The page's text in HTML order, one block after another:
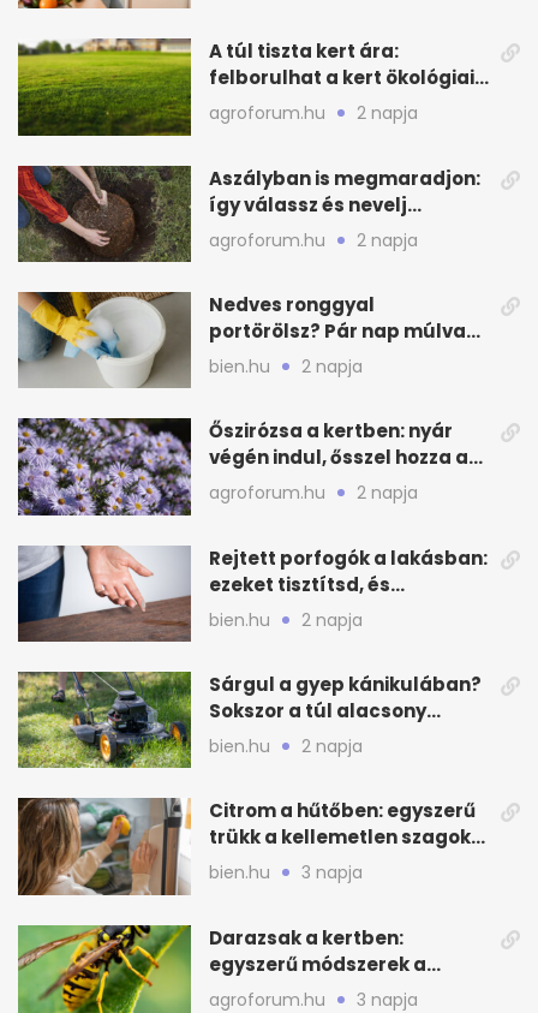
A túl tiszta kert ára:
felborulhat a kert ökológiai
egyensúlya
agroforum.hu 2 napja
Aszályban is megmaradjon:
így válassz és nevelj
gyümölcsfát
agroforum.hu 2 napja
Nedves ronggyal
portörölsz? Pár nap múlva
ezért porosodik vissza a
bien.hu 2 napja
Őszirózsa a kertben: nyár
végén indul, ősszel hozza a
színét
agroforum.hu 2 napja
Rejtett porfogók a lakásban:
ezeket tisztítsd, és
ritkábban porolhatsz
bien.hu 2 napja
Sárgul a gyep kánikulában?
Sokszor a túl alacsony
fűnyírás a gond
bien.hu 2 napja
Citrom a hűtőben: egyszerű
trükk a kellemetlen szagok
ellen
bien.hu 3 napja
Darazsak a kertben:
egyszerű módszerek a
távoltartásukra nyáron
agroforum.hu 3 napja